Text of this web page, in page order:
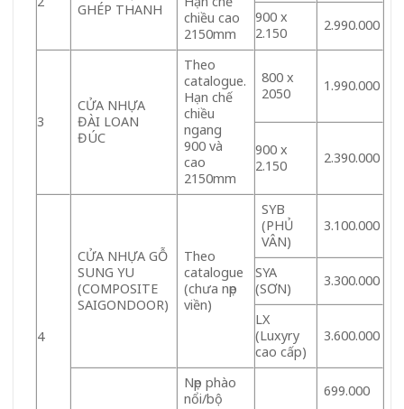
GHÉP THANH
chiều cao
2150mm
900 x
2.150
2.990.000
3
CỬA NHỰA
ĐÀI LOAN
ĐÚC
Theo
catalogue.
Hạn chế
chiều
ngang
900 và
cao
2150mm
800 x
2050
1.990.000
900 x
2.150
2.390.000
4
CỬA NHỰA GỖ
SUNG YU
(COMPOSITE
SAIGONDOOR)
Theo
catalogue
(chưa nẹp
viền)
SYB
(PHỦ
VÂN)
3.100.000
SYA
(SƠN)
3.300.000
LX
(Luxyry
cao cấp)
3.600.000
Nẹp phào
nổi/bộ
699.000